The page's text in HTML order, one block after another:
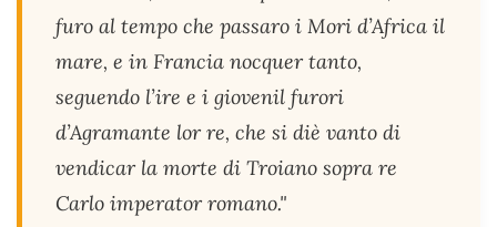
furo al tempo che passaro i Mori d’Africa il
mare, e in Francia nocquer tanto,
seguendo l’ire e i giovenil furori
d’Agramante lor re, che si diè vanto di
vendicar la morte di Troiano sopra re
Carlo imperator romano."